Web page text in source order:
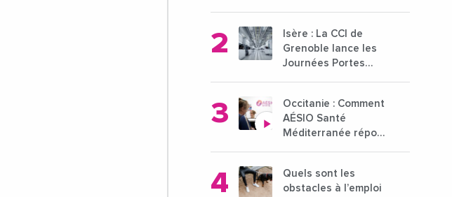
pour l'enseignement
supérieur
Isère : La CCI de
Grenoble lance les
Journées Portes
21 octobre 2024
Occitanie : Comment
AÉSIO Santé
Méditerranée répond
médicaux ?
Quels sont les
obstacles à l’emploi